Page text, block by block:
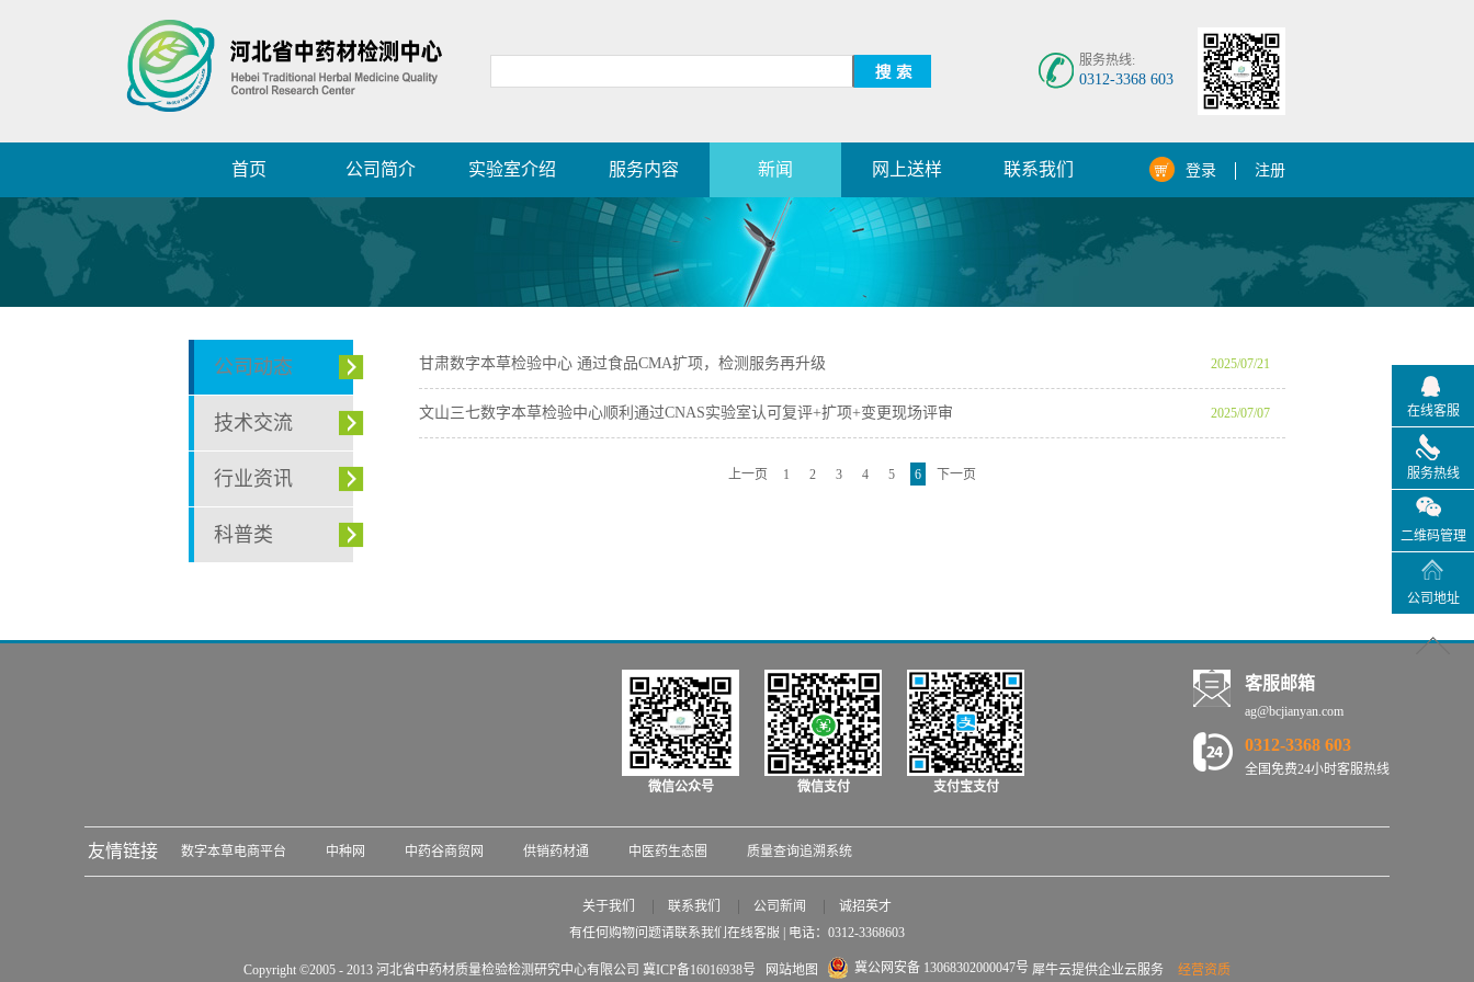
服务热线:
0312-3368 603
登录 注册
首页 公司简介 实验室介绍 服务内容 新闻 网上送样 联系我们
公司动态
技术交流
行业资讯
科普类
甘肃数字本草检验中心 通过食品CMA扩项，检测服务再升级 2025/07/21
文山三七数字本草检验中心顺利通过CNAS实验室认可复评+扩项+变更现场评审 2025/07/07
上一页 1 2 3 4 5 6 下一页
微信公众号 微信支付 支付宝支付
客服邮箱
ag@bcjianyan.com
0312-3368 603
全国免费24小时客服热线
友情链接 数字本草电商平台 中种网 中药谷商贸网 供销药材通 中医药生态圈 质量查询追溯系统
关于我们 联系我们 公司新闻
诚招英才
有任何购物问题请联系我们在线客服 | 电话： 0312-3368603
Copyright ©2005 - 2013 河北省中药材质量检验检测研究中心有限公司 冀ICP备16016938号 网站地图 冀公网安备 13068302000047号 犀牛云提供企业云服务 经营资质
在线客服
服务热线
二维码管理
公司地址